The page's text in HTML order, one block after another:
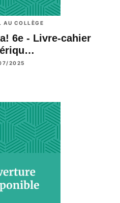
AU COLLÈGE
6e - Livre-cahier
2025